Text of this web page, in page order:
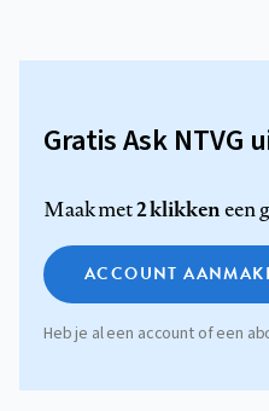
Gratis Ask NTVG
Maak met2 klikkeneen
ACCOUNT
Heb je al een account of een